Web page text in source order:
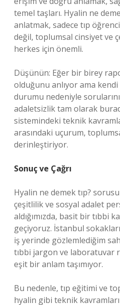
temel taşları. Hyalin ne
anlatmak, sadece tıp
değil, toplumsal cinsiyet ve
herkes için önemli.
Düşünün: Eğer bir birey
olduğunu anlıyor ama
durumu nedeniyle
adaletsizlik tam olarak
sistemindeki teknik
arasındaki uçurum,
derinleştiriyor.
Sonuç ve Çağrı
Hyalin ne demek tıp?
çeşitlilik ve sosyal adalet
aldığımızda, basit bir tıbbi
geçiyoruz. İstanbul
iş yerinde gözlemlediğim
tıbbi jargon ve laboratuvar
eşit bir anlam taşımıyor.
Bu nedenle, tıp eğitimi ve
hyalin gibi teknik